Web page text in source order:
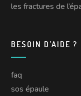
les fractures de
BESOIN D’AIDE ?
faq
sos épaule